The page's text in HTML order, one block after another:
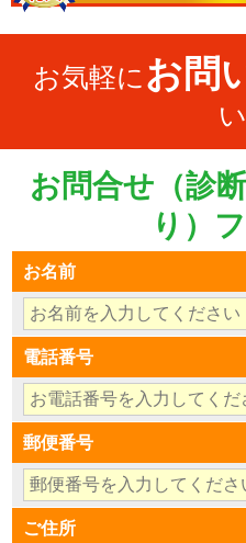
お気軽に お問
お問合せ（診
り）
お名前
電話番号
郵便番号
ご住所